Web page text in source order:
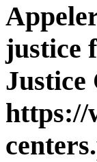
justice
Justice
https://